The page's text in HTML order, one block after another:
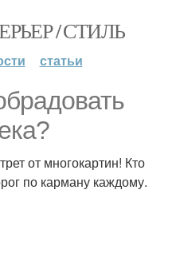
/ СТИЛЬ
статьи
от многокартин! Кто
по карману каждому.